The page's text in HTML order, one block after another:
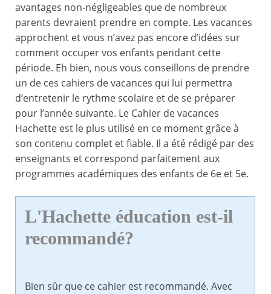
avantages non-négligeables que de nombreux
parents devraient prendre en compte. Les vacances
approchent et vous n’avez pas encore d’idées sur
comment occuper vos enfants pendant cette
période. Eh bien, nous vous conseillons de prendre
un de ces cahiers de vacances qui lui permettra
d’entretenir le rythme scolaire et de se préparer
pour l’année suivante. Le Cahier de vacances
Hachette est le plus utilisé en ce moment grâce à
son contenu complet et fiable. Il a été rédigé par des
enseignants et correspond parfaitement aux
programmes académiques des enfants de 6e et 5e.
L'Hachette éducation est-il
recommandé?
Bien sûr que ce cahier est recommandé. Avec